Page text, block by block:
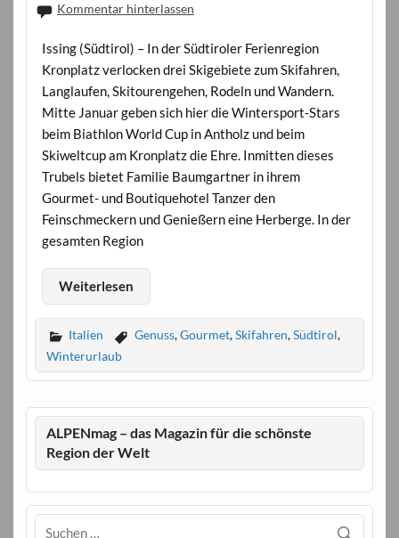
Kommentar hinterlassen
Issing (Südtirol) – In der Südtiroler Ferienregion
Kronplatz verlocken drei Skigebiete zum Skifahren,
Langlaufen, Skitourengehen, Rodeln und Wandern.
Mitte Januar geben sich hier die Wintersport-Stars
beim Biathlon World Cup in Antholz und beim
Skiweltcup am Kronplatz die Ehre. Inmitten dieses
Trubels bietet Familie Baumgartner in ihrem
Gourmet- und Boutiquehotel Tanzer den
Feinschmeckern und Genießern eine Herberge. In der
gesamten Region
Weiterlesen
Italien Genuss,Gourmet,Skifahren,Südtirol,
Winterurlaub
ALPENmag – das Magazin für die schönste
Region der Welt